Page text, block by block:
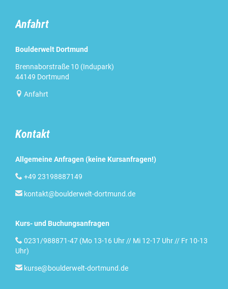
Anfahrt
Boulderwelt Dortmund
Brennaborstraße 10 (Indupark)
44149 Dortmund
 Anfahrt
Kontakt
Allgemeine Anfragen (keine Kursanfragen!)
 +49 23198887149
 kontakt@boulderwelt-dortmund.de
Kurs- und Buchungsanfragen
 0231/988871-47 (Mo 13-16 Uhr // Mi 12-17 Uhr // Fr 10-13
Uhr)
 kurse@boulderwelt-dortmund.de